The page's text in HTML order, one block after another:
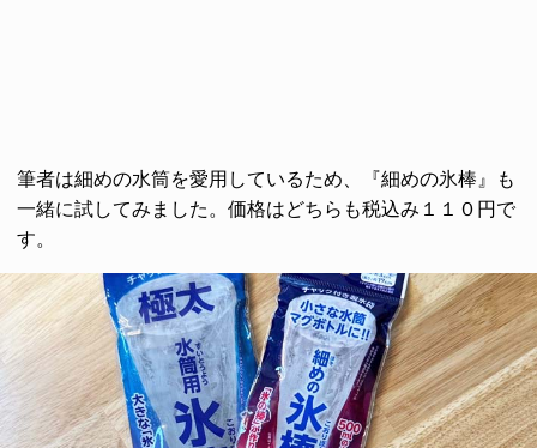
筆者は細めの水筒を愛用しているため、『細めの氷棒』も
一緒に試してみました。価格はどちらも税込み１１０円で
す。